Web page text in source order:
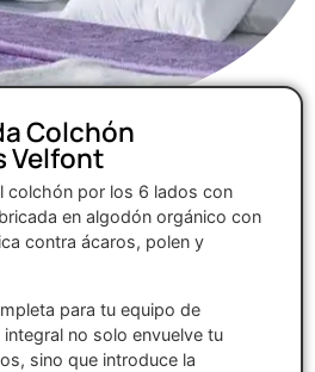
Colchón
Velfont
colchón por los 6 lados con
en algodón orgánico con
contra ácaros, polen y
para tu equipo de
no solo envuelve tu
sino que introduce la